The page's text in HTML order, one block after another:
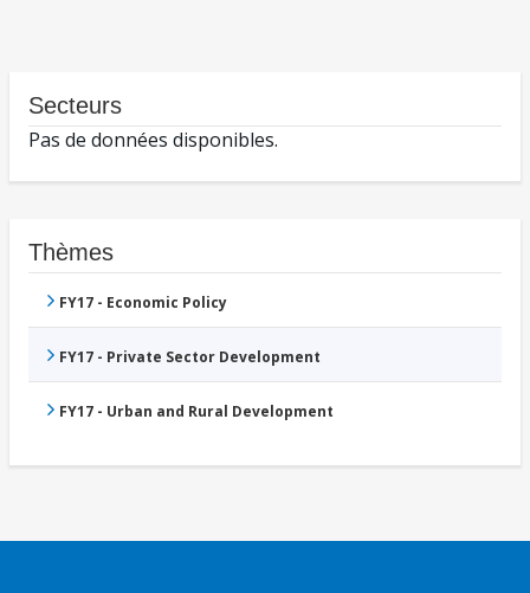
Secteurs
Pas de données disponibles.
Thèmes
FY17 - Economic Policy
FY17 - Private Sector Development
FY17 - Urban and Rural Development